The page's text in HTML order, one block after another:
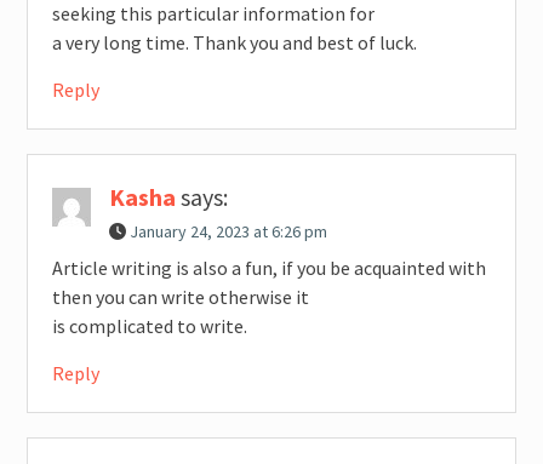
seeking this particular information for
a very long time. Thank you and best of luck.
Reply
Kasha says:
January 24, 2023 at 6:26 pm
Article writing is also a fun, if you be acquainted with
then you can write otherwise it
is complicated to write.
Reply